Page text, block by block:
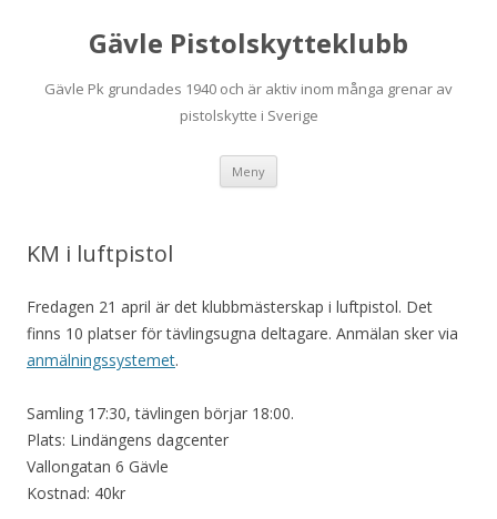
Gävle Pistolskytteklubb
Gävle Pk grundades 1940 och är aktiv inom många grenar av
pistolskytte i Sverige
Meny
KM i luftpistol
Fredagen 21 april är det klubbmästerskap i luftpistol. Det
finns 10 platser för tävlingsugna deltagare. Anmälan sker via
anmälningssystemet.
Samling 17:30, tävlingen börjar 18:00.
Plats: Lindängens dagcenter
Vallongatan 6 Gävle
Kostnad: 40kr